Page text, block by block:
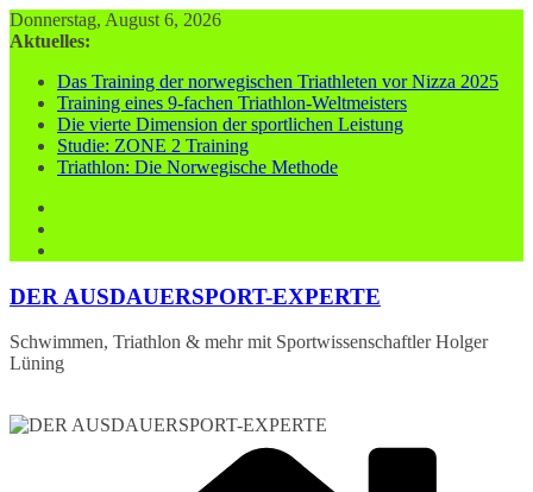
Zum
Inhalt
Donnerstag, August 6, 2026
Aktuelles:
Das Training der norwegischen Triathleten vor Nizza 2025
Training eines 9-fachen Triathlon-Weltmeisters
Die vierte Dimension der sportlichen Leistung
Studie: ZONE 2 Training
Triathlon: Die Norwegische Methode
DER AUSDAUERSPORT-EXPERTE
Schwimmen, Triathlon & mehr mit Sportwissenschaftler Holger
Lüning